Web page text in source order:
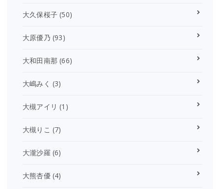
大久保桜子 (50)
大原優乃 (93)
大和田南那 (66)
大嶋みく (3)
大槻アイリ (1)
大槻りこ (7)
大瀧沙羅 (6)
大熊杏優(4)